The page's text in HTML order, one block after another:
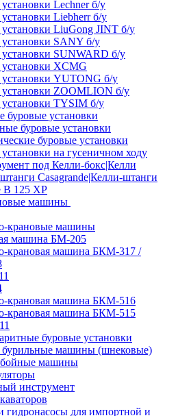
Lechner б/у
Liebherr б/у
LiuGong JINT б/у
SANY б/у
SUNWARD б/у
XCMG
YUTONG б/у
ZOOMLION б/у
TYSIM б/у
буровые установки
буровые установки
буровые установки
на гусеничном ходу
под Келли-бокс|Келли
Casagrande|Келли-штанги
B 125 XP
машины
крановые машины
машина БМ-205
крановая машина БКМ-317 /
крановая машина БКМ-516
крановая машина БКМ-515
буровые установки
бурильные машины (шнековые)
машины
инструмент
гидронасосы для импортной и